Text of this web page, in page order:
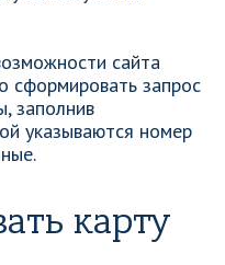
сайта
сформировать запрос
заполнив
указываются номер
карту